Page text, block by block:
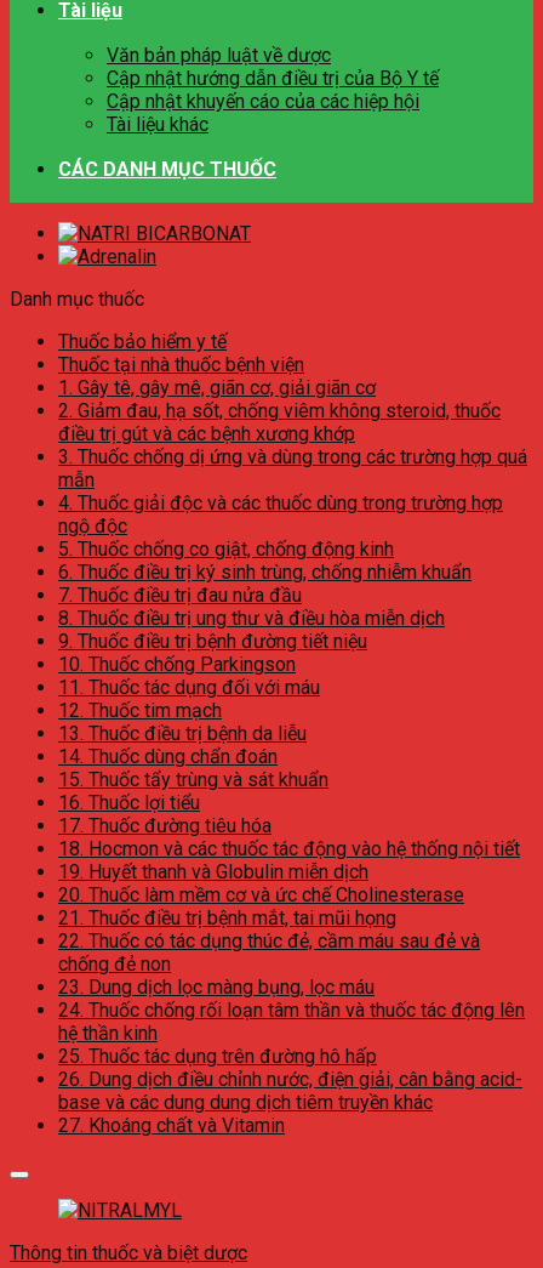
Tài liệu
Văn bản pháp luật về dược
Cập nhật hướng dẫn điều trị của Bộ Y tế
Cập nhật khuyến cáo của các hiệp hội
Tài liệu khác
CÁC DANH MỤC THUỐC
Danh mục thuốc
Thuốc bảo hiểm y tế
Thuốc tại nhà thuốc bệnh viện
1. Gây tê, gây mê, giãn cơ, giải giãn cơ
2. Giảm đau, hạ sốt, chống viêm không steroid, thuốc
điều trị gút và các bệnh xương khớp
3. Thuốc chống dị ứng và dùng trong các trường hợp quá
mẫn
4. Thuốc giải độc và các thuốc dùng trong trường hợp
ngộ độc
5. Thuốc chống co giật, chống động kinh
6. Thuốc điều trị ký sinh trùng, chống nhiễm khuẩn
7. Thuốc điều trị đau nửa đầu
8. Thuốc điều trị ung thư và điều hòa miễn dịch
9. Thuốc điều trị bệnh đường tiết niệu
10. Thuốc chống Parkingson
11. Thuốc tác dụng đối với máu
12. Thuốc tim mạch
13. Thuốc điều trị bệnh da liễu
14. Thuốc dùng chẩn đoán
15. Thuốc tẩy trùng và sát khuẩn
16. Thuốc lợi tiểu
17. Thuốc đường tiêu hóa
18. Hocmon và các thuốc tác động vào hệ thống nội tiết
19. Huyết thanh và Globulin miễn dịch
20. Thuốc làm mềm cơ và ức chế Cholinesterase
21. Thuốc điều trị bệnh mắt, tai mũi họng
22. Thuốc có tác dụng thúc đẻ, cầm máu sau đẻ và
chống đẻ non
23. Dung dịch lọc màng bụng, lọc máu
24. Thuốc chống rối loạn tâm thần và thuốc tác động lên
hệ thần kinh
25. Thuốc tác dụng trên đường hô hấp
26. Dung dịch điều chỉnh nước, điện giải, cân bằng acid-
base và các dung dung dịch tiêm truyền khác
27. Khoáng chất và Vitamin
Thông tin thuốc và biệt dược